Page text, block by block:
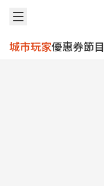
城市玩家優惠券節目